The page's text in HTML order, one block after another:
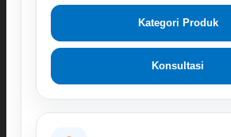
Kategori Produk
Konsultasi